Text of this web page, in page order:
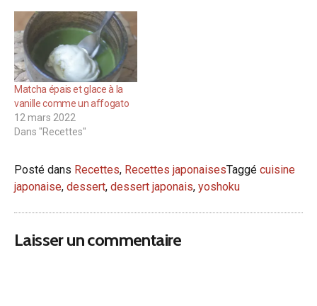
Matcha épais et glace à la
vanille comme un affogato
12 mars 2022
Dans "Recettes"
Posté dans Recettes, Recettes japonaisesTaggé cuisine
japonaise, dessert, dessert japonais, yoshoku
Laisser un commentaire